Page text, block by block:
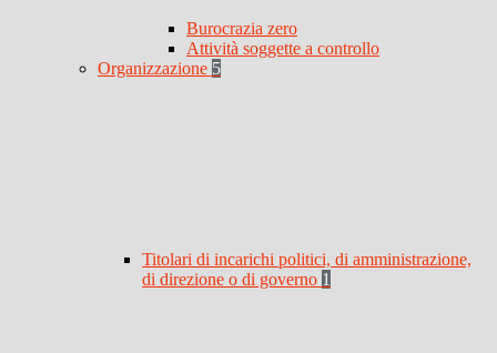
Burocrazia zero
Attività soggette a controllo
Organizzazione 5
Titolari di incarichi politici, di amministrazione,
di direzione o di governo 1